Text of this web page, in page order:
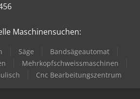
Maschinensuchen:
Säge
Bandsägeautomat
Mehrkopfschweissmaschinen
Cnc Bearbeitungszentrum